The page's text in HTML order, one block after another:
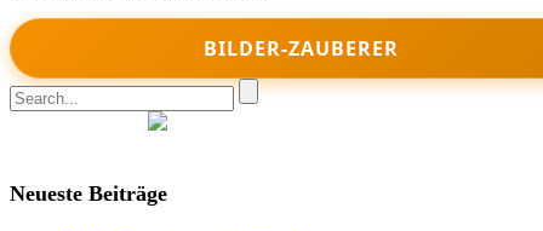
BILDER-ZAUBERER
Neueste Beiträge